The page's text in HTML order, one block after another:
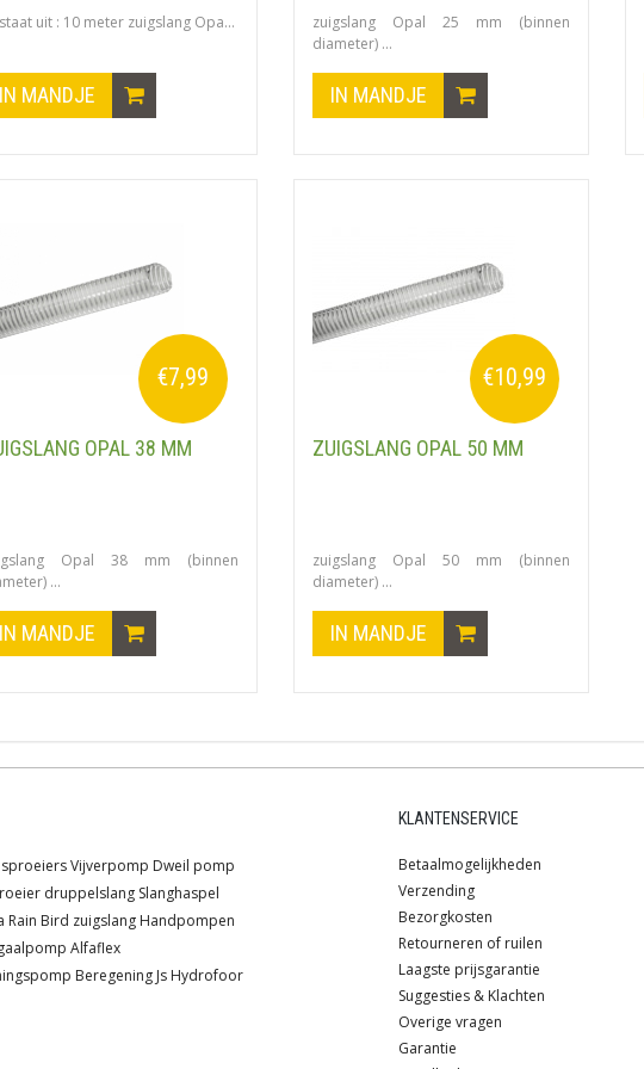
uit : 10 meter zuigslang Opa...
IN MANDJE
zuigslang Opal 25 mm (binnen
diameter) ...
IN MANDJE
€7,99
OPAL 38 MM
Opal 38 mm (binnen
...
IN MANDJE
€10,99
ZUIGSLANG OPAL 50 MM
zuigslang Opal 50 mm (binnen
diameter) ...
IN MANDJE
Vijverpomp Dweil pomp
druppelslang Slanghaspel
Rain Bird zuigslang Handpompen
Alfaflex
Beregening Js Hydrofoor
KLANTENSERVICE
Betaalmogelijkheden
Verzending
Bezorgkosten
Retourneren of ruilen
Laagste prijsgarantie
Suggesties & Klachten
Overige vragen
Garantie